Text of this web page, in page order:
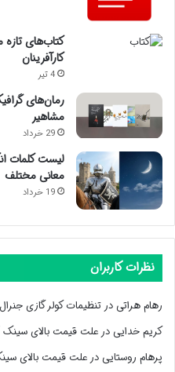
کتاب‌های
کارآفرینان
4 تیر
رمان‌های
مشاهیر
29 خرداد
لیست کلمات
معانی مختلف
19 خرداد
نظرات کاربران
رهام هراتیدر تنظیمات کولر گازی
کریم خداییدر علت قیمت بالای سینک
پرهام روستاییدر علت قیمت بالای